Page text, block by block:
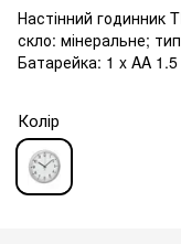
Настінний годинник
скло: мінеральне; тип
Батарейка: 1 x AA 1.5
Колір